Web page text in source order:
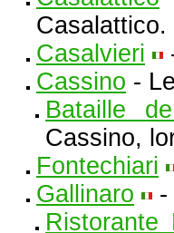
Casalattico.
Casalvieri
Cassino -
Bataille
Cassino,
Fontechiari
Gallinaro
-
Ristorante